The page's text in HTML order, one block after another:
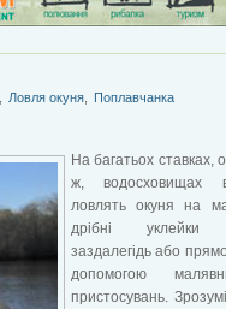
Ловля окуня
Поплавчанка
На багатьох ставках,
ж, водосховищах
ловлять окуня на
дрібні уклейки
заздалегідь або
допомогою
пристосувань.